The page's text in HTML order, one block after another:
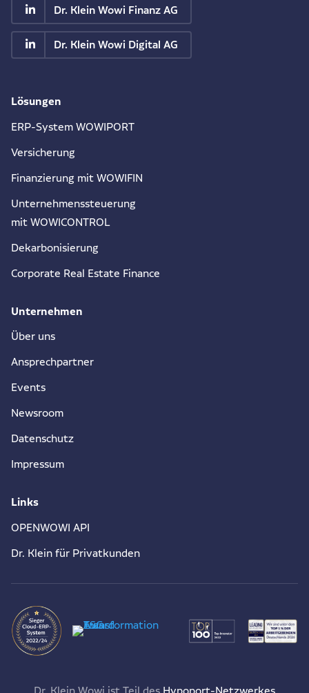
Dr. Klein Wowi Finanz AG
Dr. Klein Wowi Digital AG
Lösungen
ERP-System WOWIPORT
Versicherung
Finanzierung mit WOWIFIN
Unternehmenssteuerung
mit WOWICONTROL
Dekarbonisierung
Corporate Real Estate Finance
Unternehmen
Über uns
Ansprechpartner
Events
Newsroom
Datenschutz
Impressum
Links
OPENWOWI API
Dr. Klein für Privatkunden